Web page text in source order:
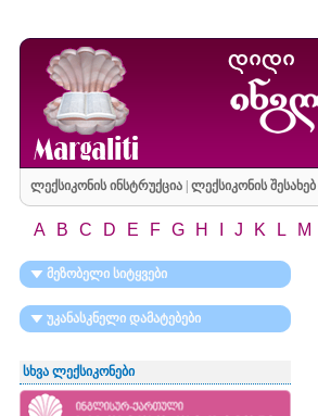
ლექსიკონის ინსტრუქცია| ლექსიკონის შესახებ|
A B C D E F G H J K L M
მეზობელი სიტყვები
უკანასკნელი დამატებები
სხვა ლექსიკონები